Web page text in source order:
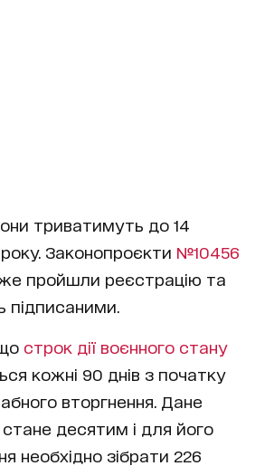
триватимуть до 14
Законопроєкти №10456
пройшли реєстрацію та
підписаними.
строк дії воєнного стану
кожні 90 днів з початку
вторгнення. Дане
стане десятим і для його
необхідно зібрати 226